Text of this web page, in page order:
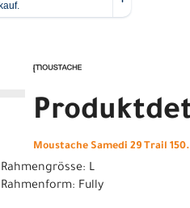
Moustache Samedi 29 Trail
Rahmengrösse: L
Rahmenform: Fully